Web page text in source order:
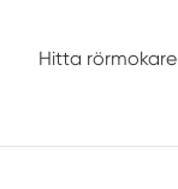
Hitta rörmokare